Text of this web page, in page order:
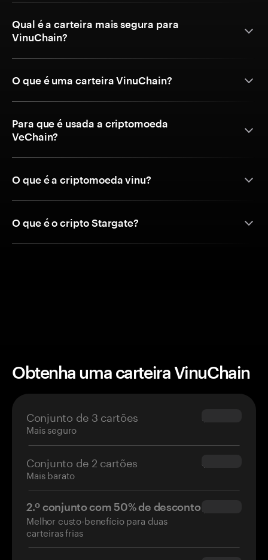
Qual é a carteira mais segura para
VinuChain?
O que é uma carteira VinuChain?
Para que é usada a criptomoeda
VeChain?
O que é a criptomoeda vinu?
O que é o cripto Stargate?
Obtenha uma carteira VinuChain
Conjunto de 3 cartões
Mais seguro
$69.90
Conjunto de 2 cartões
Mais barato
$54.90
2.º conjunto com 50% de desconto
Melhor custo-benefício para duas
carteiras frias
$34.95